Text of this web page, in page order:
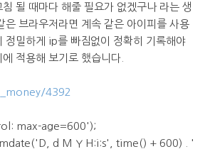
될 때마다 해줄 필요가 없겠구나 라는 생
은 브라우저라면 계속 같은 아이피를 사용
정밀하게 ip를 빠짐없이 정확히 기록해야
적용해 보기로 했습니다.
4392
max-age=600');
d M Y H:i:s', time() + 600) . '